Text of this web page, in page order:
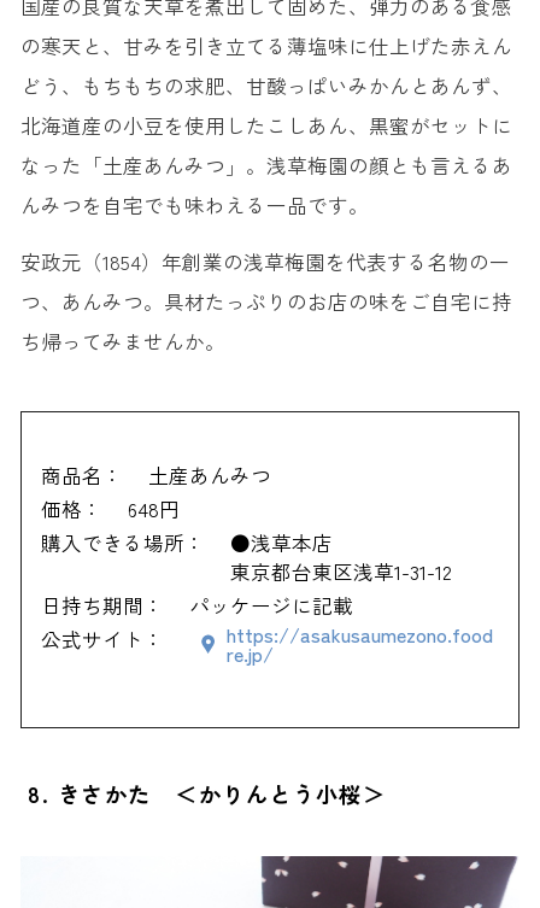
国産の良質な天草を煮出して固めた、弾力のある食感
の寒天と、甘みを引き立てる薄塩味に仕上げた赤えん
どう、もちもちの求肥、甘酸っぱいみかんとあんず、
北海道産の小豆を使用したこしあん、黒蜜がセットに
なった「土産あんみつ」。浅草梅園の顔とも言えるあ
んみつを自宅でも味わえる一品です。
安政元（1854）年創業の浅草梅園を代表する名物の一
つ、あんみつ。具材たっぷりのお店の味をご自宅に持
ち帰ってみませんか。
商品名：
土産あんみつ
価格：
648円
購入できる場所：
●浅草本店
東京都台東区浅草1-31-12
日持ち期間：
パッケージに記載
公式サイト：
https://asakusaumezono.food
re.jp/
8. きさかた ＜かりんとう小桜＞